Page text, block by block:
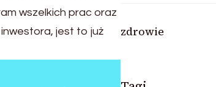
wszelkich prac oraz
jest to już
zdrowie